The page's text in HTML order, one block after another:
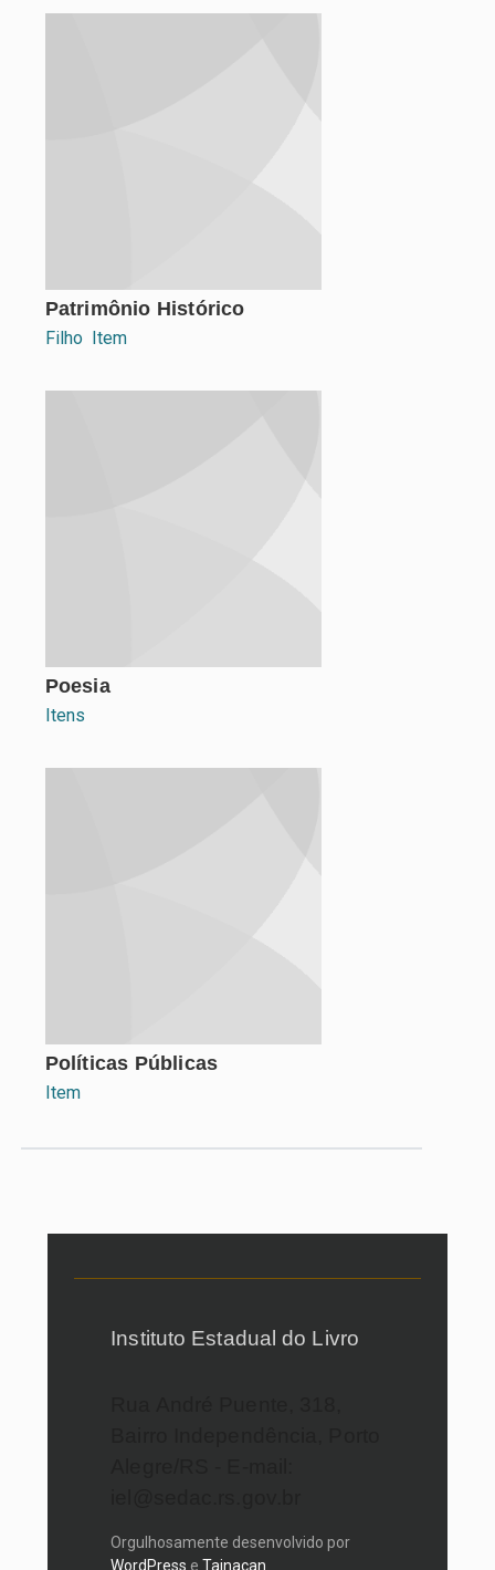
Patrimônio Histórico
Filho Item
Poesia
Itens
Políticas Públicas
Item
Instituto Estadual do Livro
Orgulhosamente desenvolvido por
WordPress eTainacan